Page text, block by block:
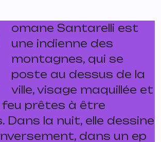
omane Santarelli est
une indienne des
montagnes, qui se
poste au dessus de la
ville, visage maquillée et
feu prêtes à être
Dans la nuit, elle dessine
dans un ep